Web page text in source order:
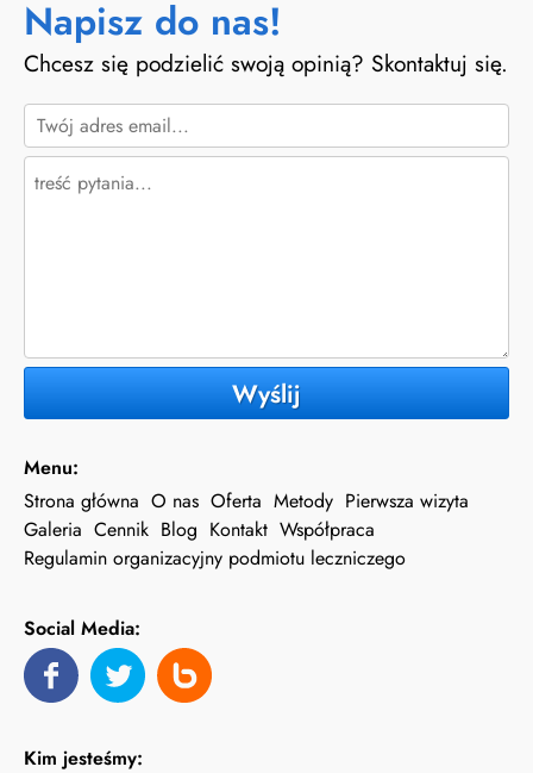
Napisz do nas!
Chcesz się podzielić swoją opinią? Skontaktuj się.
Wyślij
Menu:
Strona główna O nas Oferta Metody Pierwsza wizyta
Galeria Cennik Blog Kontakt Współpraca
Regulamin organizacyjny podmiotu leczniczego
Social Media:
Kim jesteśmy: